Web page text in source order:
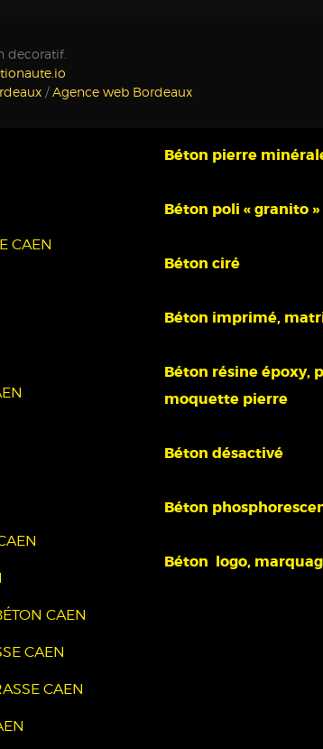
decoratif.
/Agence web Bordeaux
CAEN
CAEN
CAEN
CAEN
Béton pierre
Béton poli « granito »
Béton ciré
Béton imprimé,
Béton résine époxy,
moquette pierre
Béton désactivé
Béton
Béton logo,